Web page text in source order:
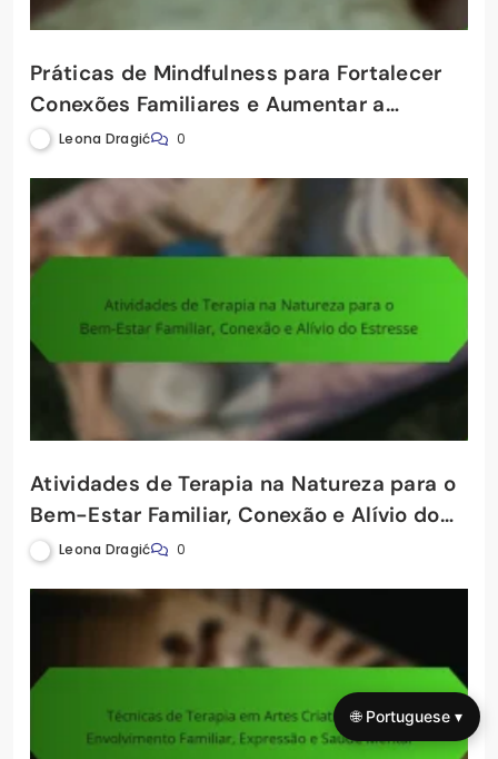
Práticas de Mindfulness para Fortalecer
Conexões Familiares e Aumentar a
Resiliência Emocional
Leona Dragić 0
Atividades de Terapia na Natureza para o
Bem-Estar Familiar, Conexão e Alívio do
Estresse
Leona Dragić 0
🌐 Portuguese ▾